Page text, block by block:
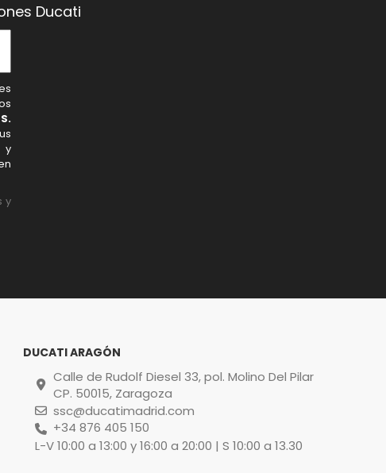
Ducati
y
y
DUCATI ARAGÓN
Calle de Rudolf Diesel 33, pol. Molino Del Pilar
CP. 50015, Zaragoza
ssc@ducatimadrid.com
+34 876 405 150
L-V 10:00 a 13:00 y 16:00 a 20:00 | S 10:00 a 13.30